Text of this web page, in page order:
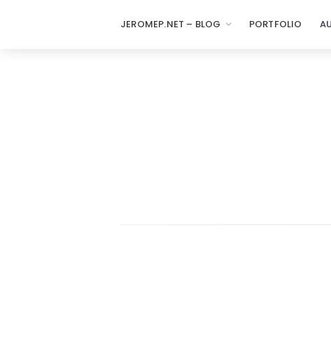
JEROMEP.NET – BLOG PORTFOLIO